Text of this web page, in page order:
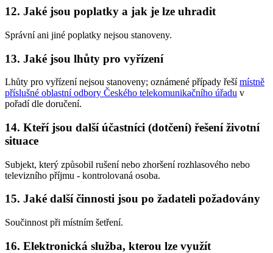
12. Jaké jsou poplatky a jak je lze uhradit
Správní ani jiné poplatky nejsou stanoveny.
13. Jaké jsou lhůty pro vyřízení
Lhůty pro vyřízení nejsou stanoveny; oznámené případy řešímístně
příslušné oblastní odbory Českého telekomunikačního úřadu v
pořadí dle doručení.
14. Kteří jsou další účastníci (dotčení) řešení životní
situace
Subjekt, který způsobil rušení nebo zhoršení rozhlasového nebo
televizního příjmu - kontrolovaná osoba.
15. Jaké další činnosti jsou po žadateli požadovány
Součinnost při místním šetření.
16. Elektronická služba, kterou lze využít